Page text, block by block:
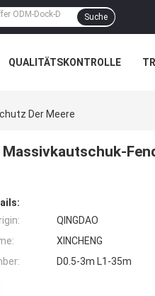
Suche
QUALITÄTSKONTROLLE
Der Meere
QINGDAO
XINCHENG
D0.5-3m L1-35m